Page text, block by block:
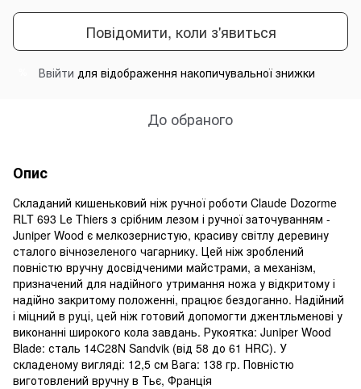
Повідомити, коли з'явиться
Ввійти для відображення накопичувальної знижки
До обраного
Опис
Складаний кишеньковий ніж ручної роботи Claude Dozorme
RLT 693 Le Thiers з срібним лезом і ручної заточуванням -
Juniper Wood є мелкозернистую, красиву світлу деревину
сталого вічнозеленого чагарнику. Цей ніж зроблений
повністю вручну досвідченими майстрами, а механізм,
призначений для надійного утримання ножа у відкритому і
надійно закритому положенні, працює бездоганно. Надійний
і міцний в руці, цей ніж готовий допомогти джентльменові у
виконанні широкого кола завдань. Рукоятка: Juniper Wood
Blade: сталь 14C28N Sandvik (від 58 до 61 HRC). У
складеному вигляді: 12,5 см Вага: 138 гр. Повністю
виготовлений вручну в Тьє, Франція